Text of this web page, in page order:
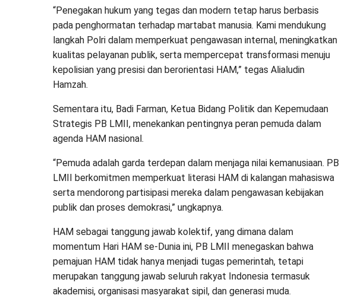
“Penegakan hukum yang tegas dan modern tetap harus berbasis
pada penghormatan terhadap martabat manusia. Kami mendukung
langkah Polri dalam memperkuat pengawasan internal, meningkatkan
kualitas pelayanan publik, serta mempercepat transformasi menuju
kepolisian yang presisi dan berorientasi HAM,” tegas Alialudin
Hamzah.
Sementara itu, Badi Farman, Ketua Bidang Politik dan Kepemudaan
Strategis PB LMII, menekankan pentingnya peran pemuda dalam
agenda HAM nasional.
“Pemuda adalah garda terdepan dalam menjaga nilai kemanusiaan. PB
LMII berkomitmen memperkuat literasi HAM di kalangan mahasiswa
serta mendorong partisipasi mereka dalam pengawasan kebijakan
publik dan proses demokrasi,” ungkapnya.
HAM sebagai tanggung jawab kolektif, yang dimana dalam
momentum Hari HAM se-Dunia ini, PB LMII menegaskan bahwa
pemajuan HAM tidak hanya menjadi tugas pemerintah, tetapi
merupakan tanggung jawab seluruh rakyat Indonesia termasuk
akademisi, organisasi masyarakat sipil, dan generasi muda.